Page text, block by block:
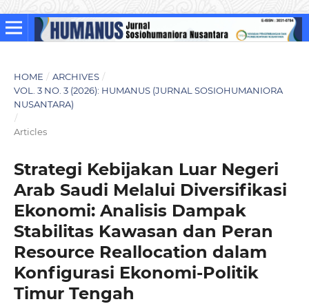
HOME / ARCHIVES /
VOL. 3 NO. 3 (2026): HUMANUS (JURNAL SOSIOHUMANIORA
NUSANTARA)
/
Articles
Strategi Kebijakan Luar Negeri
Arab Saudi Melalui Diversifikasi
Ekonomi: Analisis Dampak
Stabilitas Kawasan dan Peran
Resource Reallocation dalam
Konfigurasi Ekonomi-Politik
Timur Tengah